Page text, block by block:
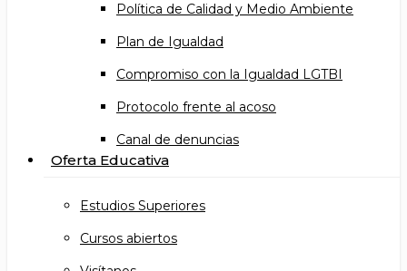
Política de Calidad y Medio Ambiente
Plan de Igualdad
Compromiso con la Igualdad LGTBI
Protocolo frente al acoso
Canal de denuncias
Oferta Educativa
Estudios Superiores
Cursos abiertos